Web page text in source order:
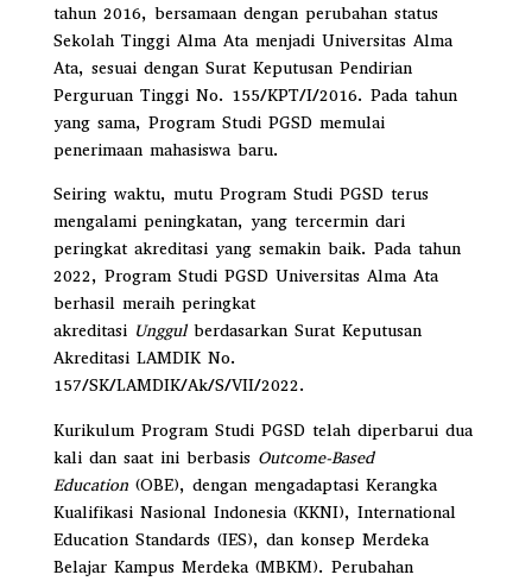
tahun 2016, bersamaan dengan perubahan status
Sekolah Tinggi Alma Ata menjadi Universitas Alma
Ata, sesuai dengan Surat Keputusan Pendirian
Perguruan Tinggi No. 155/KPT/I/2016. Pada tahun
yang sama, Program Studi PGSD memulai
penerimaan mahasiswa baru.
Seiring waktu, mutu Program Studi PGSD terus
mengalami peningkatan, yang tercermin dari
peringkat akreditasi yang semakin baik. Pada tahun
2022, Program Studi PGSD Universitas Alma Ata
berhasil meraih peringkat
akreditasi Unggul berdasarkan Surat Keputusan
Akreditasi LAMDIK No.
157/SK/LAMDIK/Ak/S/VII/2022.
Kurikulum Program Studi PGSD telah diperbarui dua
kali dan saat ini berbasis Outcome-Based
Education (OBE), dengan mengadaptasi Kerangka
Kualifikasi Nasional Indonesia (KKNI), International
Education Standards (IES), dan konsep Merdeka
Belajar Kampus Merdeka (MBKM). Perubahan